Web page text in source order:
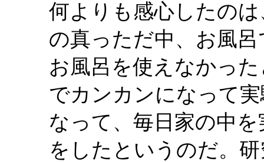
何よりも感心したの
の真っただ中、お風
お風呂を使えなかっ
でカンカンになって
なって、毎日家の中
をしたというのだ。